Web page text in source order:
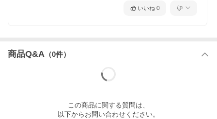
いいね 0
商品Q&A （0件）
この商品に関する質問は、
以下からお問い合わせください。